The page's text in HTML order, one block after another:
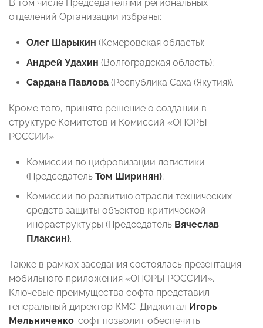
В том числе Председателями региональных
отделений Организации избраны:
Олег Шарыкин (Кемеровская область);
Андрей Удахин (Волгоградская область);
Сардана Павлова (Республика Саха (Якутия)).
Кроме того, принято решение о создании в
структуре Комитетов и Комиссий «ОПОРЫ
РОССИИ»:
Комиссии по цифровизации логистики
(Председатель Том Ширинян);
Комиссии по развитию отрасли технических
средств защиты объектов критической
инфраструктуры (Председатель Вячеслав
Плаксин).
Также в рамках заседания состоялась презентация
мобильного приложения «ОПОРЫ РОССИИ».
Ключевые преимущества софта представил
генеральный директор КМС-Диджитал Игорь
Мельниченко: софт позволит обеспечить